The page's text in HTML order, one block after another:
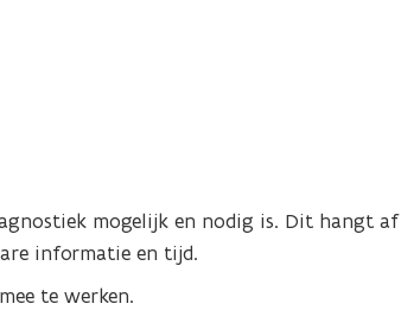
mogelijk en nodig is. Dit hangt af
informatie en tijd.
te werken.